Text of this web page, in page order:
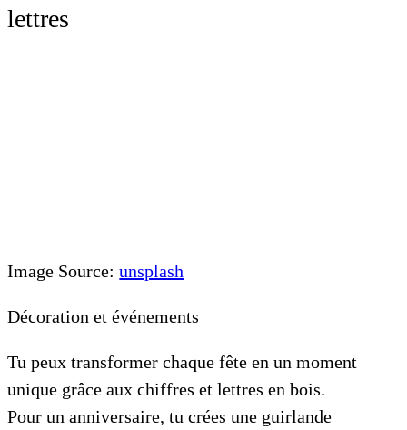
lettres
Image Source:unsplash
Décoration et événements
Tu peux transformer chaque fête en un moment
unique grâce aux chiffres et lettres en bois.
Pour un anniversaire, tu crées une guirlande